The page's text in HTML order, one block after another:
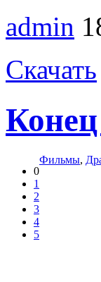
admin
Скачать
0
1
2
3
4
5
Фильмы,